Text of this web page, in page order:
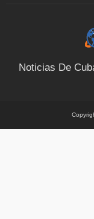
Noticias De